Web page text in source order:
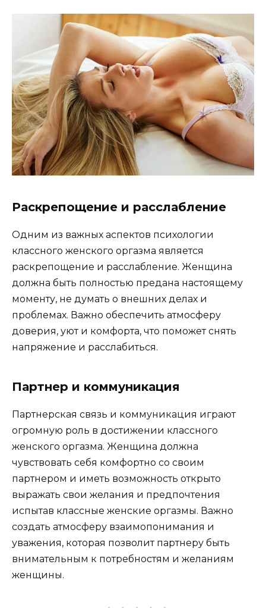
Раскрепощение и расслабление
Одним из важных аспектов психологии
классного женского оргазма является
раскрепощение и расслабление. Женщина
должна быть полностью предана настоящему
моменту, не думать о внешних делах и
проблемах. Важно обеспечить атмосферу
доверия, уют и комфорта, что поможет снять
напряжение и расслабиться.
Партнер и коммуникация
Партнерская связь и коммуникация играют
огромную роль в достижении классного
женского оргазма. Женщина должна
чувствовать себя комфортно со своим
партнером и иметь возможность открыто
выражать свои желания и предпочтения
испытав классные женские оргазмы. Важно
создать атмосферу взаимопонимания и
уважения, которая позволит партнеру быть
внимательным к потребностям и желаниям
женщины.